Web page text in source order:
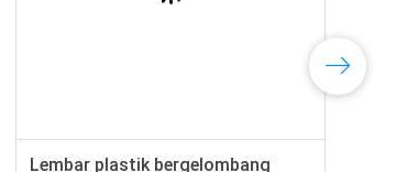
Lembar plastik bergelombang